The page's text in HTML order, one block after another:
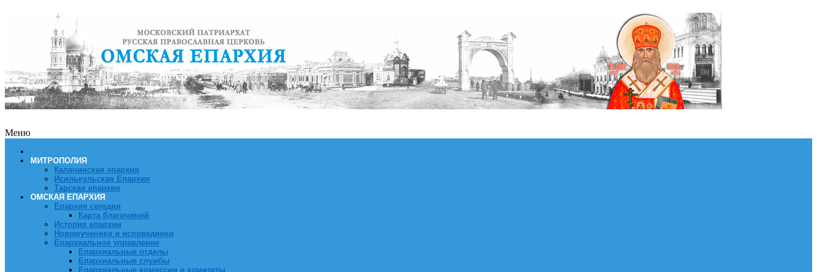
Меню
МИТРОПОЛИЯ
Калачинская епархия
Исилькульская Епархия
Тарская епархия
ОМСКАЯ ЕПАРХИЯ
Епархия сегодня
Карта благочиний
История епархии
Новомученики и исповедники
Епархиальное управление
Епархиальные отделы
Епархиальные службы
Епархиальные комиссии и комитеты